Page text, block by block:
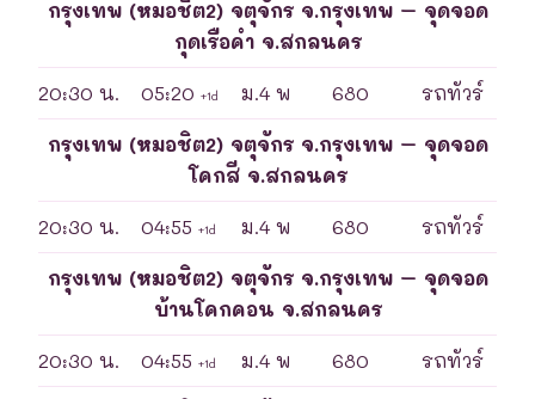
กรุงเทพ (หมอชิต2) จตุจักร จ.กรุงเทพ – จุดจอด
กุดเรือคำ จ.สกลนคร
20:30 น. 05:20 +1d ม.4 พ 680 รถทัวร์
กรุงเทพ (หมอชิต2) จตุจักร จ.กรุงเทพ – จุดจอด
โคกสี จ.สกลนคร
20:30 น. 04:55 +1d ม.4 พ 680 รถทัวร์
กรุงเทพ (หมอชิต2) จตุจักร จ.กรุงเทพ – จุดจอด
บ้านโคกคอน จ.สกลนคร
20:30 น. 04:55 +1d ม.4 พ 680 รถทัวร์